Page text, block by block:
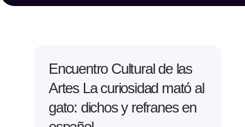
Encuentro Cultural de las
Artes La curiosidad mató al
gato: dichos y refranes en